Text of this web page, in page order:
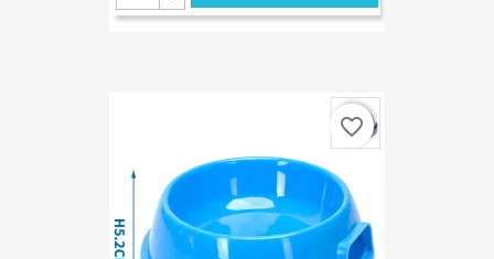
favorite_border